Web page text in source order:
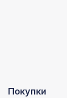
Покупки